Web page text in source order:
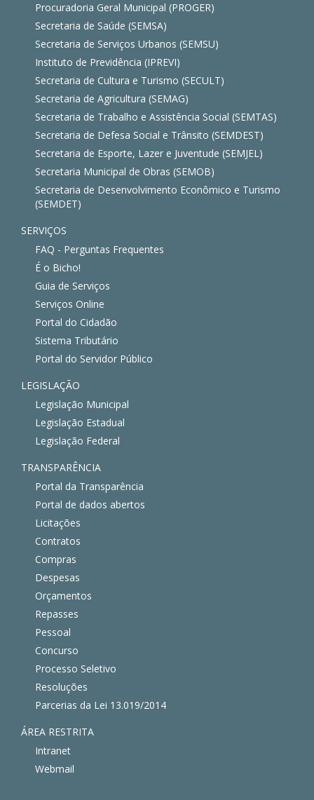
Procuradoria Geral Municipal (PROGER)
Secretaria de Saúde (SEMSA)
Secretaria de Serviços Urbanos (SEMSU)
Instituto de Previdência (IPREVI)
Secretaria de Cultura e Turismo (SECULT)
Secretaria de Agricultura (SEMAG)
Secretaria de Trabalho e Assistência Social (SEMTAS)
Secretaria de Defesa Social e Trânsito (SEMDEST)
Secretaria de Esporte, Lazer e Juventude (SEMJEL)
Secretaria Municipal de Obras (SEMOB)
Secretaria de Desenvolvimento Econômico e Turismo
(SEMDET)
SERVIÇOS
FAQ - Perguntas Frequentes
É o Bicho!
Guia de Serviços
Serviços Online
Portal do Cidadão
Sistema Tributário
Portal do Servidor Público
LEGISLAÇÃO
Legislação Municipal
Legislação Estadual
Legislação Federal
TRANSPARÊNCIA
Portal da Transparência
Portal de dados abertos
Licitações
Contratos
Compras
Despesas
Orçamentos
Repasses
Pessoal
Concurso
Processo Seletivo
Resoluções
Parcerias da Lei 13.019/2014
ÁREA RESTRITA
Intranet
Webmail